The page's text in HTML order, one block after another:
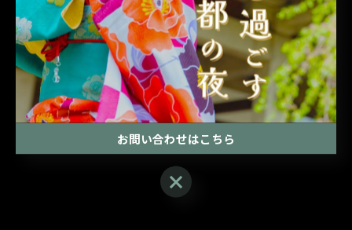
結局晴れなかった🥹🥹🥹🥹
お問い合わせはこちら
お問い合わせはこちら